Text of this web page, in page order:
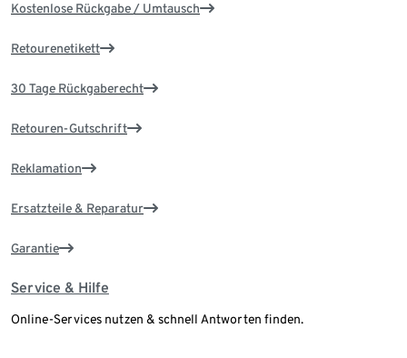
Kostenlose Rückgabe / Umtausch
Retourenetikett
30 Tage Rückgaberecht
Retouren-Gutschrift
Reklamation
Ersatzteile & Reparatur
Garantie
Service & Hilfe
Online-Services nutzen & schnell Antworten finden.